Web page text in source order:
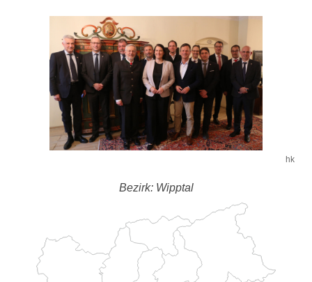
hk
Bezirk: Wipptal